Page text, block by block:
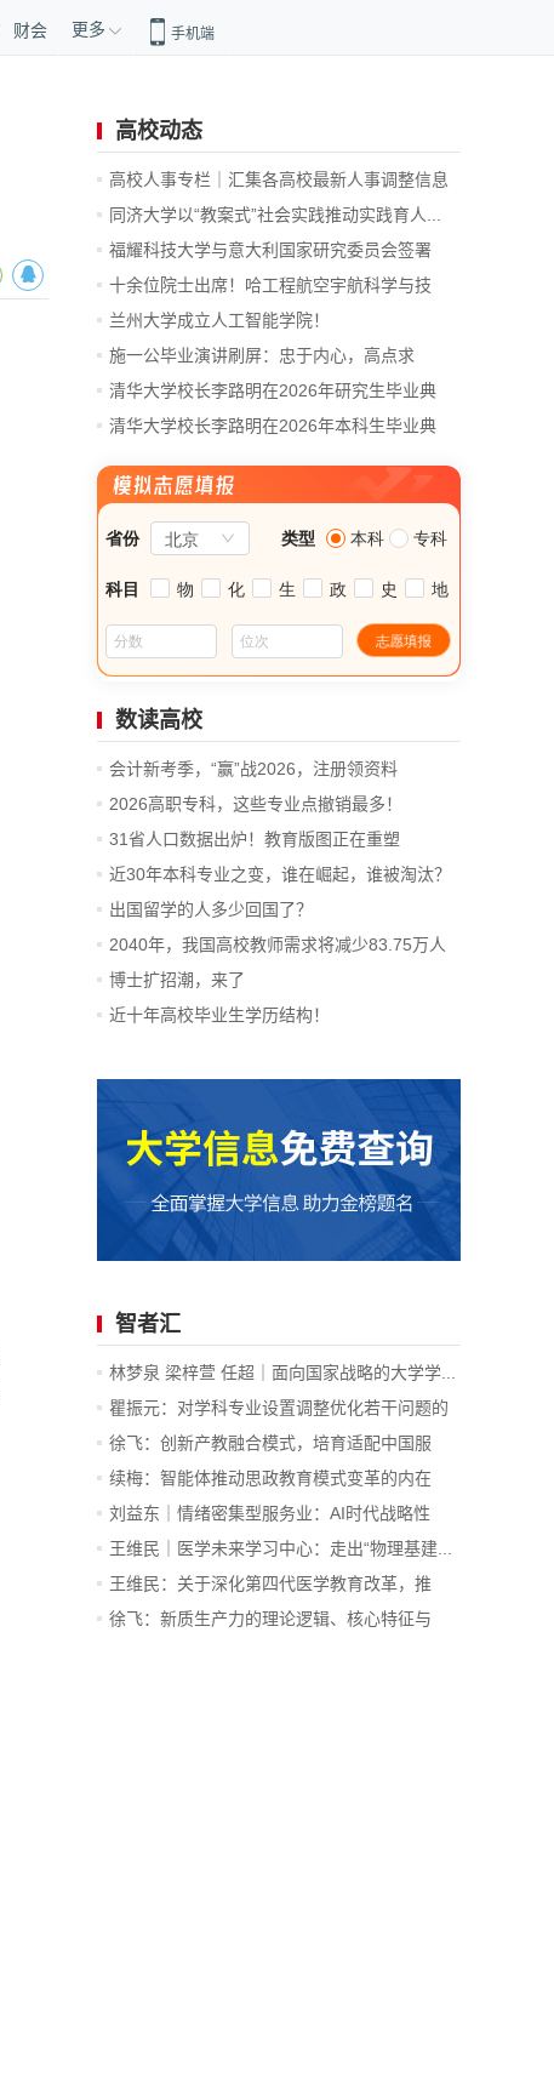
财会 更多 手机端
高校动态
高校人事专栏｜汇集各高校最新人事调整信息
同济大学以“教案式”社会实践推动实践育人...
福耀科技大学与意大利国家研究委员会签署
合...
十余位院士出席！哈工程航空宇航科学与技
术...
兰州大学成立人工智能学院！
施一公毕业演讲刷屏：忠于内心，高点求
变，...
清华大学校长李路明在2026年研究生毕业典
礼...
清华大学校长李路明在2026年本科生毕业典
数读高校
会计新考季，“赢”战2026，注册领资料
2026高职专科，这些专业点撤销最多！
31省人口数据出炉！教育版图正在重塑
近30年本科专业之变，谁在崛起，谁被淘汰？
出国留学的人多少回国了？
2040年，我国高校教师需求将减少83.75万人
博士扩招潮，来了
近十年高校毕业生学历结构！
智者汇
林梦泉 梁梓萱 任超｜面向国家战略的大学学...
瞿振元：对学科专业设置调整优化若干问题的
认识
徐飞：创新产教融合模式，培育适配中国服
务...
续梅：智能体推动思政教育模式变革的内在
逻...
刘益东｜情绪密集型服务业：AI时代战略性
新...
王维民｜医学未来学习中心：走出“物理基建...
王维民：关于深化第四代医学教育改革，推
进...
徐飞：新质生产力的理论逻辑、核心特征与